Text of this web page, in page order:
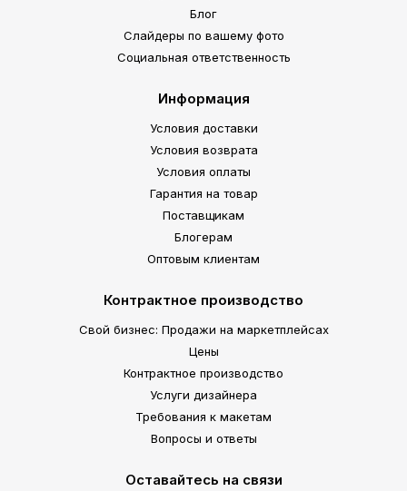
Блог
Слайдеры по вашему фото
Социальная ответственность
Информация
Условия доставки
Условия возврата
Условия оплаты
Гарантия на товар
Поставщикам
Блогерам
Оптовым клиентам
Контрактное производство
Свой бизнес: Продажи на маркетплейсах
Цены
Контрактное производство
Услуги дизайнера
Требования к макетам
Вопросы и ответы
Оставайтесь на связи